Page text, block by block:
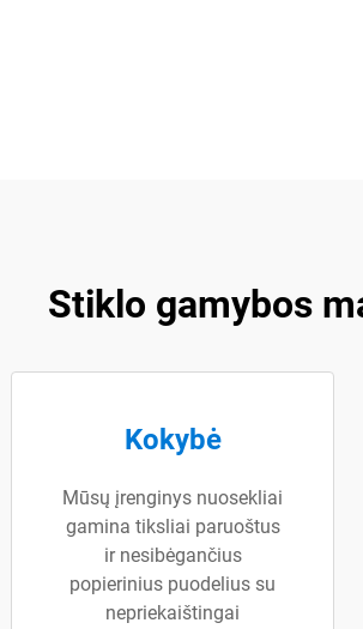
Stiklo gamybos
Kokybė
Mūsų įrenginys nuosekliai
gamina tiksliai paruoštus
ir nesibėgančius
popierinius puodelius su
nepriekaištingai